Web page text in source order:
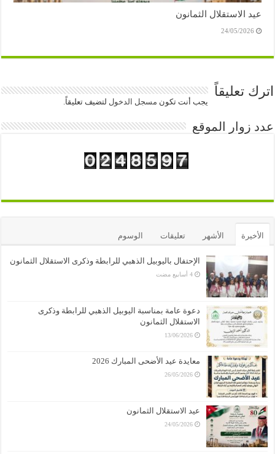
عيد الاستقلال الثمانون
24/05/2026
اترك تعليقاً
يجب أنت تكون مسجل الدخول لتضيف تعليقاً.
عدد زوار الموقع
الأخيرة الأشهر تعليقات الوسوم
الإحتفال باليوبيل الذهبي للرابطة وذكرى الاستقلال الثمانون
‏4 أسابيع مضت
دعوة عامة بمناسبة اليوبيل الذهبي للرابطة وذكرى
الاستقلال الثمانون
13/06/2026
معايدة عيد الأضحى المبارك 2026
26/05/2026
عيد الاستقلال الثمانون
24/05/2026